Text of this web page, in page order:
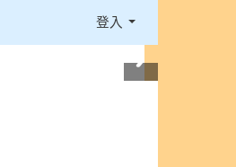
登入